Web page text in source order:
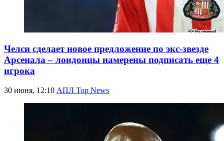
Челси сделает новое предложение по экс-звезде
Арсенала – лондонцы намерены подписать еще 4
игрока
30 июня, 12:10 АПЛ Top News